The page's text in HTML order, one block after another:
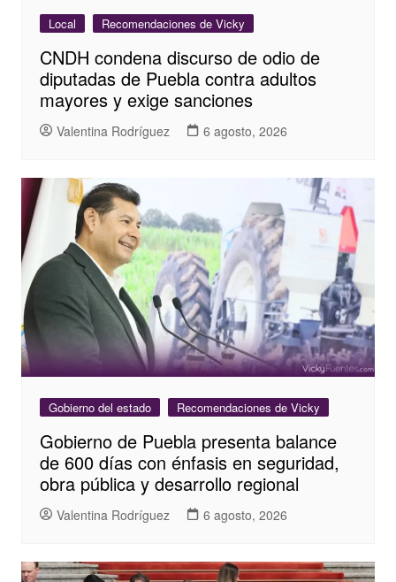
Local Recomendaciones de Vicky
CNDH condena discurso de odio de
diputadas de Puebla contra adultos
mayores y exige sanciones
Valentina Rodríguez 6 agosto, 2026
Gobierno del estado Recomendaciones de Vicky
Gobierno de Puebla presenta balance
de 600 días con énfasis en seguridad,
obra pública y desarrollo regional
Valentina Rodríguez 6 agosto, 2026